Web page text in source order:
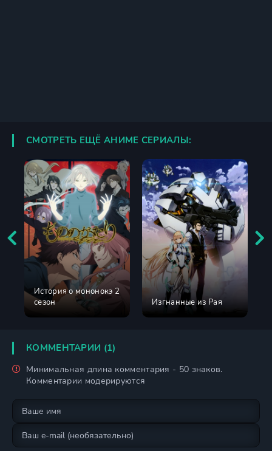
СМОТРЕТЬ ЕЩЁ АНИМЕ СЕРИАЛЫ:
История о мононокэ 2
сезон
Изгнанные из Рая
КОММЕНТАРИИ (1)
Минимальная длина комментария - 50 знаков.
Комментарии модерируются